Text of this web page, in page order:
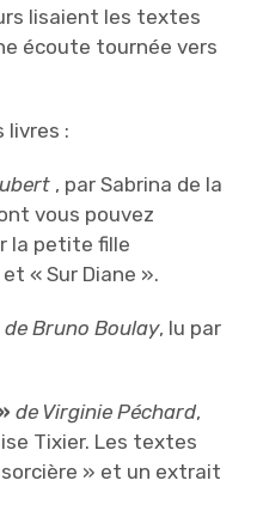
lisaient les textes
écoute tournée vers
livres :
, par Sabrina de la
vous pouvez
la petite fille
« Sur Diane ».
de Bruno Boulay, lu par
de Virginie Péchard,
Tixier. Les textes
» et un extrait